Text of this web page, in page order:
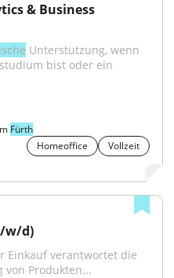
& Business
Unterstützung, wenn
bist oder ein
Fürth
Homeoffice
Vollzeit
w/d)
Einkauf verantwortet die
von Produkten...